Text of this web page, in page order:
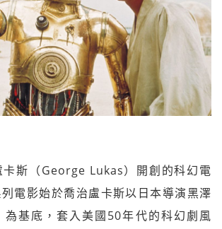
卡斯（George Lukas）開創的科幻電
電影始於喬治盧卡斯以日本導演黑澤
為基底，套入美國50年代的科幻劇風